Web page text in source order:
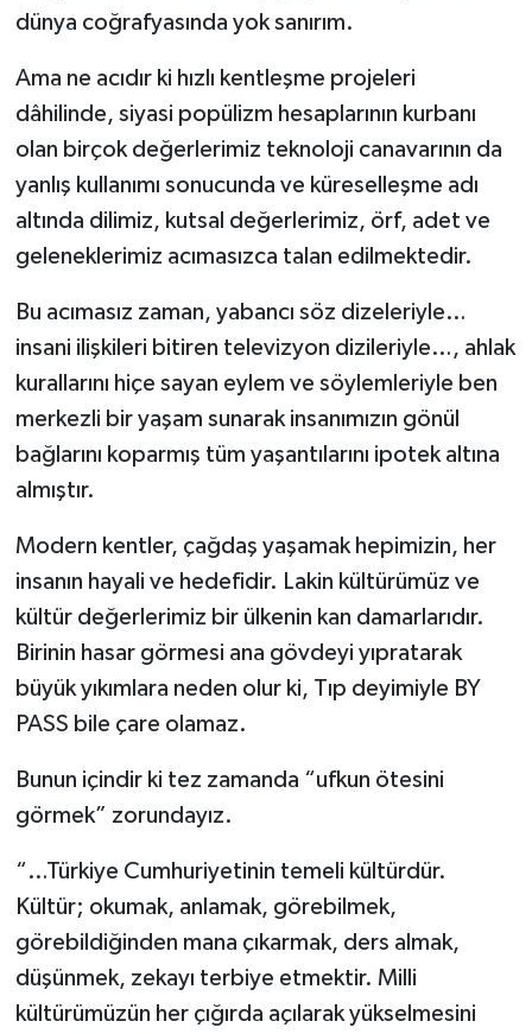
dünya coğrafyasında yok sanırım.
Ama ne acıdır ki hızlı kentleşme projeleri
dâhilinde, siyasi popülizm hesaplarının kurbanı
olan birçok değerlerimiz teknoloji canavarının da
yanlış kullanımı sonucunda ve küreselleşme adı
altında dilimiz, kutsal değerlerimiz, örf, adet ve
geleneklerimiz acımasızca talan edilmektedir.
Bu acımasız zaman, yabancı söz dizeleriyle…
insani ilişkileri bitiren televizyon dizileriyle…, ahlak
kurallarını hiçe sayan eylem ve söylemleriyle ben
merkezli bir yaşam sunarak insanımızın gönül
bağlarını koparmış tüm yaşantılarını ipotek altına
almıştır.
Modern kentler, çağdaş yaşamak hepimizin, her
insanın hayali ve hedefidir. Lakin kültürümüz ve
kültür değerlerimiz bir ülkenin kan damarlarıdır.
Birinin hasar görmesi ana gövdeyi yıpratarak
büyük yıkımlara neden olur ki, Tıp deyimiyle BY
PASS bile çare olamaz.
Bunun içindir ki tez zamanda “ufkun ötesini
görmek” zorundayız.
“…Türkiye Cumhuriyetinin temeli kültürdür.
Kültür; okumak, anlamak, görebilmek,
görebildiğinden mana çıkarmak, ders almak,
düşünmek, zekayı terbiye etmektir. Milli
kültürümüzün her çığırda açılarak yükselmesini